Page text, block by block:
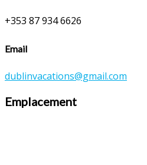
+353 87 934 6626
Email
dublinvacations@gmail.com
Emplacement